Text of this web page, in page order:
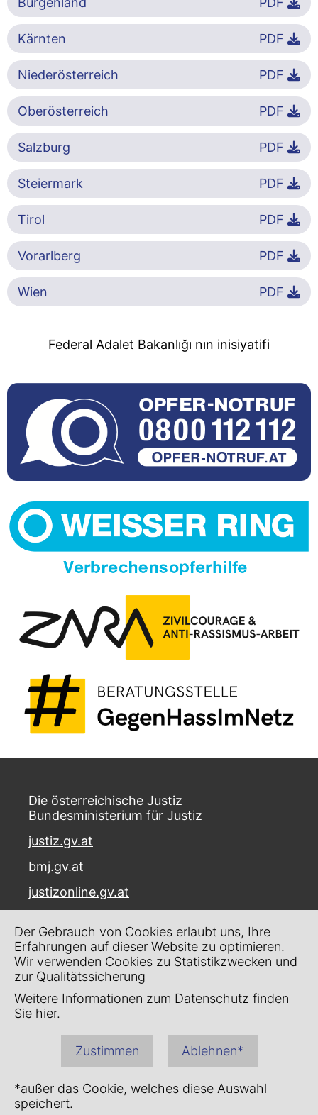
Kärnten PDF
Niederösterreich PDF
Oberösterreich PDF
Salzburg PDF
Steiermark PDF
Tirol PDF
Vorarlberg PDF
Wien PDF
Federal Adalet Bakanlığı nın inisiyatifi
Die österreichische Justiz
Bundesministerium für Justiz
justiz.gv.at
bmj.gv.at
justizonline.gv.at
Museumstraße 7
1070 Wien
Kontakt
Impressum
Barrierefreiheit
Der Gebrauch von Cookies erlaubt uns, Ihre
Erfahrungen auf dieser Website zu optimieren.
Wir verwenden Cookies zu Statistikzwecken und
zur Qualitätssicherung
Weitere Informationen zum Datenschutz finden
Sie hier.
Zustimmen Ablehnen*
*außer das Cookie, welches diese Auswahl
speichert.